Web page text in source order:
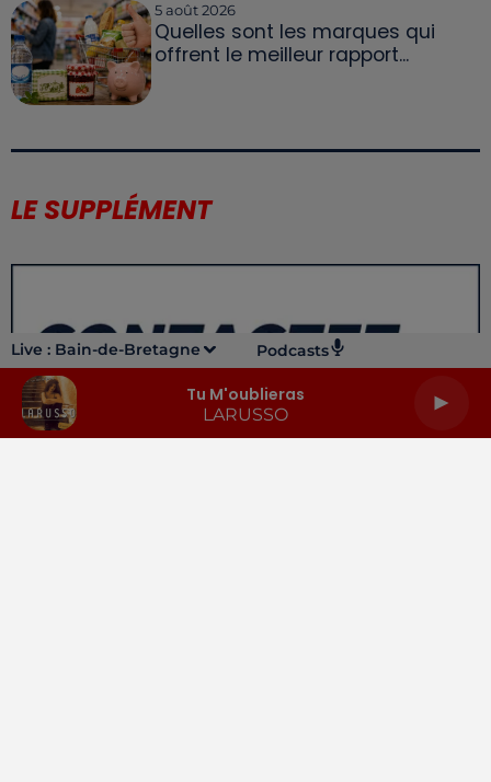
Live : Bain-de-Bretagne Podcasts
Tu M'oublieras
LARUSSO
5 août 2026
Quelles sont les marques qui
offrent le meilleur rapport...
LE SUPPLÉMENT